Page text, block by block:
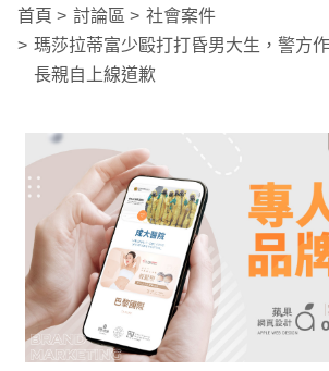
首頁 討論區
社會案件
瑪莎拉蒂富少毆打打昏男大生，警方
長親自上線道歉